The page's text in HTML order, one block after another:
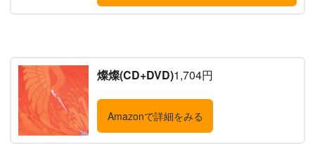
燦燦(CD+DVD)1,704円
Amazonで詳細をみる